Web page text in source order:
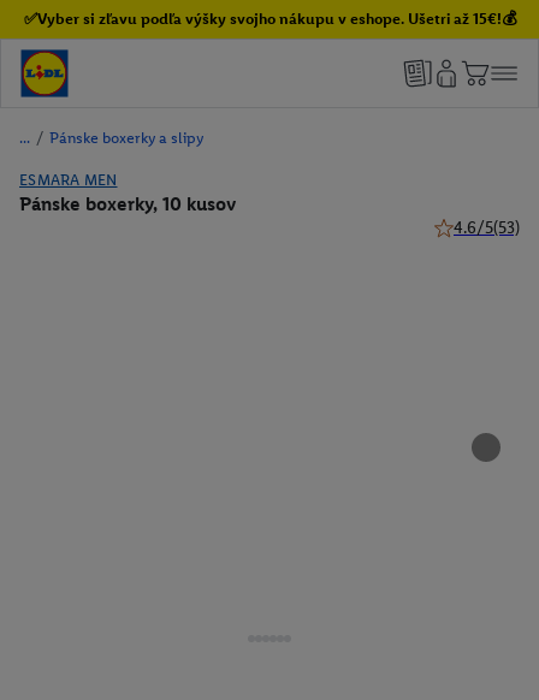
✅Vyber si zľavu podľa výšky svojho nákupu v eshope. Ušetri až 15€!💰
/ Pánske boxerky a slipy
ESMARA MEN
Pánske boxerky, 10 kusov
4.6/5(53)